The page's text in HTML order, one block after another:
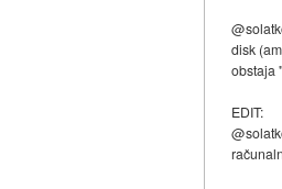
disk
obstaja
EDIT: